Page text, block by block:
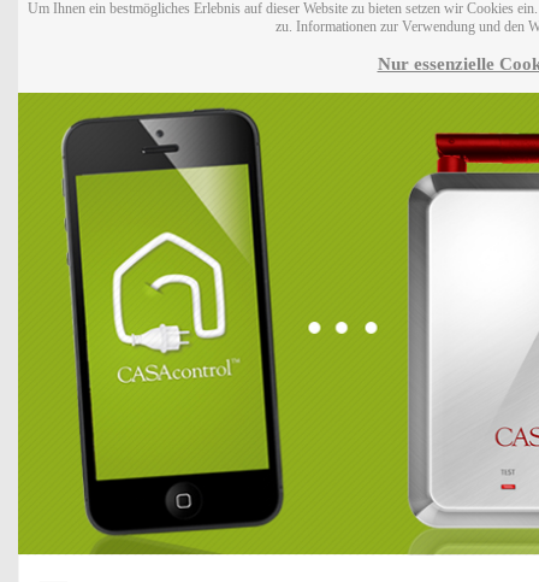
Um Ihnen ein bestmögliches Erlebnis auf dieser Website zu bieten setzen wir Cookies
zu. Informationen zur Verwendung und den
Nur essenzielle